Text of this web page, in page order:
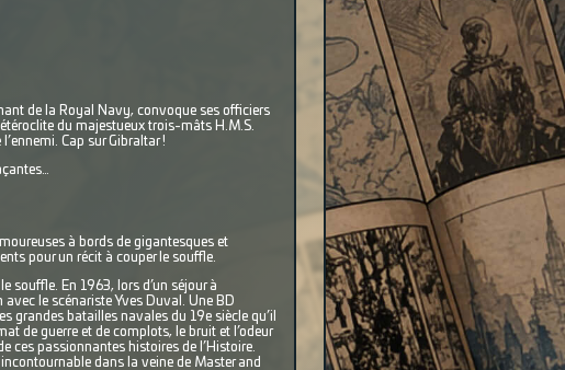
de la Royal Navy, convoque ses officiers
du majestueux trois-mâts H.M.S.
Cap sur Gibraltar !
à bords de gigantesques et
pour un récit à couper le souffle.
souffle. En 1963, lors d’un séjour à
le scénariste Yves Duval. Une BD
grandes batailles navales du 19e siècle qu’il
de guerre et de complots, le bruit et l’odeur
ces passionnantes histoires de l’Histoire.
dans la veine de Master and